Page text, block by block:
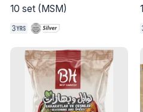
10 set(MSM) 1